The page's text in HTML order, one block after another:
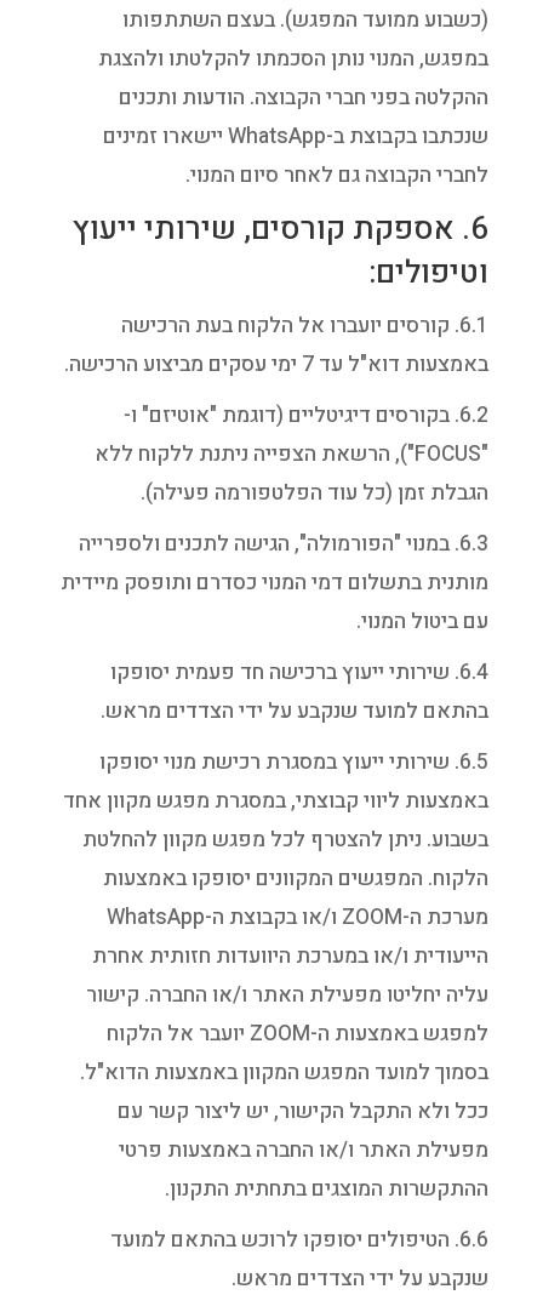
(כשבוע ממועד המפגש). בעצם השתתפותו
במפגש, המנוי נותן הסכמתו להקלטתו ולהצגת
ההקלטה בפני חברי הקבוצה. הודעות ותכנים
שנכתבו בקבוצת ב-WhatsApp יישארו זמינים
לחברי הקבוצה גם לאחר סיום המנוי.
6. אספקת קורסים, שירותי ייעוץ
וטיפולים:
6.1. קורסים יועברו אל הלקוח בעת הרכישה
באמצעות דוא"ל עד 7 ימי עסקים מביצוע הרכישה.
6.2. בקורסים דיגיטליים (דוגמת "אוטיזם" ו-
"FOCUS"), הרשאת הצפייה ניתנת ללקוח ללא
הגבלת זמן (כל עוד הפלטפורמה פעילה).
6.3. במנוי "הפורמולה", הגישה לתכנים ולספרייה
מותנית בתשלום דמי המנוי כסדרם ותופסק מיידית
עם ביטול המנוי.
6.4. שירותי ייעוץ ברכישה חד פעמית יסופקו
בהתאם למועד שנקבע על ידי הצדדים מראש.
6.5. שירותי ייעוץ במסגרת רכישת מנוי יסופקו
באמצעות ליווי קבוצתי, במסגרת מפגש מקוון אחד
בשבוע. ניתן להצטרף לכל מפגש מקוון להחלטת
הלקוח. המפגשים המקוונים יסופקו באמצעות
מערכת ה-ZOOM ו/או בקבוצת ה-WhatsApp
הייעודית ו/או במערכת היוועדות חזותית אחרת
עליה יחליטו מפעילת האתר ו/או החברה. קישור
למפגש באמצעות ה-ZOOM יועבר אל הלקוח
בסמוך למועד המפגש המקוון באמצעות הדוא"ל.
ככל ולא התקבל הקישור, יש ליצור קשר עם
מפעילת האתר ו/או החברה באמצעות פרטי
ההתקשרות המוצגים בתחתית התקנון.
6.6. הטיפולים יסופקו לרוכש בהתאם למועד
שנקבע על ידי הצדדים מראש.